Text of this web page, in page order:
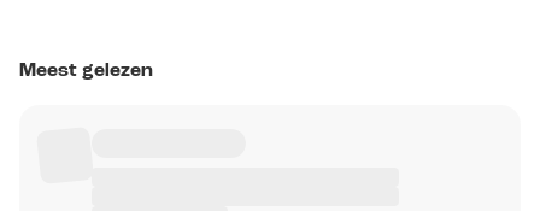
Meest gelezen